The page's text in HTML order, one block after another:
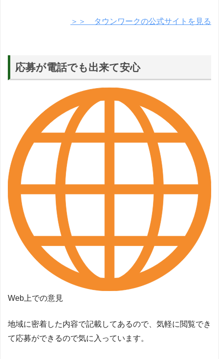
＞＞ タウンワークの公式サイトを見る
応募が電話でも出来て安心
Web上での意見
地域に密着した内容で記載してあるので、気軽に閲覧でき
て応募ができるので気に入っています。